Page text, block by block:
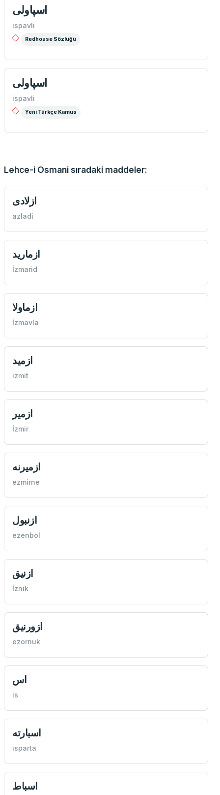
اسپاولی
ispavli
Redhouse Sözlüğü
اسپاولی
ispavli
Yeni Türkçe Kamus
Lehce-i Osmani sıradaki maddeler:
ازلادی
azladi
ازماريد
İzmarid
ازماولا
İzmavla
ازميد
izmit
ازمير
İzmir
ازميرنه
ezmirne
ازنبول
ezenbol
ازنيق
İznik
ازورنيق
ezornuk
اس
is
اسبارته
ısparta
اسباط